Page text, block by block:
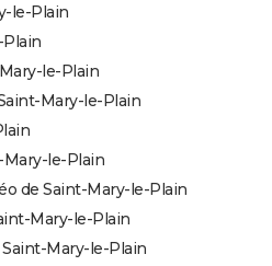
le-Plain
le-Plain
Mary-le-Plain
le-Plain
de Saint-Mary-le-Plain
Mary-le-Plain
Mary-le-Plain